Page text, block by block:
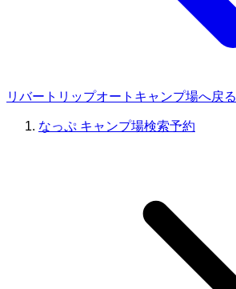
リバートリップオートキャンプ場へ戻る
なっぷ キャンプ場検索予約